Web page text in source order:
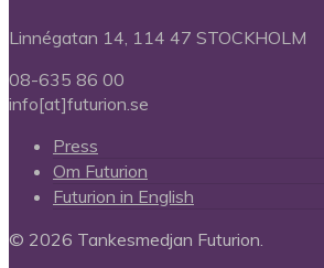
Linnégatan 14, 114 47 STOCKHOLM
08-635 86 00
info[at]futurion.se
Press
Om Futurion
Futurion in English
© 2026 Tankesmedjan Futurion.